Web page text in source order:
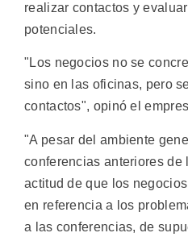
realizar contactos y
potenciales.
"Los negocios no se
sino en las oficinas, pero
contactos", opinó el
"A pesar del ambiente
conferencias anteriores de
actitud de que los
en referencia a los
a las conferencias, de